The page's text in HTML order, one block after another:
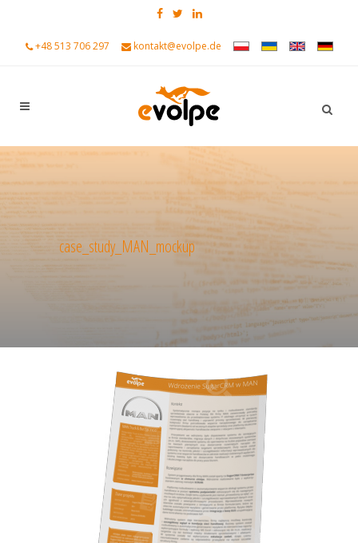
+48 513 706 297 kontakt@evolpe.de
case_study_MAN_mockup